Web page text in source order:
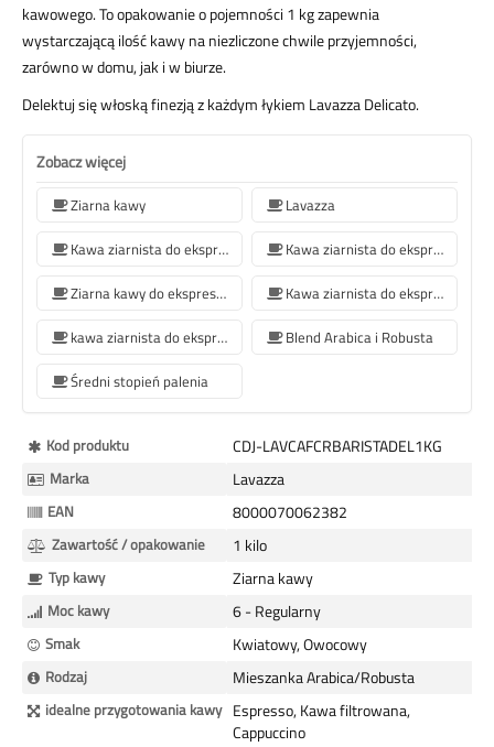
kawowego. To opakowanie o pojemności 1 kg zapewnia
wystarczającą ilość kawy na niezliczone chwile przyjemności,
zarówno w domu, jak i w biurze.
Delektuj się włoską finezją z każdym łykiem Lavazza Delicato.
Zobacz więcej
Ziarna kawy
Lavazza
Kawa ziarnista do ekspresu do kawy Jura
Kawa ziarnista do ekspresu do kawy De'Longhi
Ziarna kawy do ekspresów Philips
Kawa ziarnista do ekspresu do kawy Krups
kawa ziarnista do ekspresu do kawy Siemens
Blend Arabica i Robusta
Średni stopień palenia
Więcej
informacji
Kod produktu CDJ-LAVCAFCRBARISTADEL1KG
Marka Lavazza
EAN 8000070062382
Zawartość / opakowanie 1 kilo
Typ kawy Ziarna kawy
Moc kawy 6 - Regularny
Smak Kwiatowy, Owocowy
Rodzaj Mieszanka Arabica/Robusta
idealne przygotowania kawy Espresso, Kawa filtrowana,
Cappuccino